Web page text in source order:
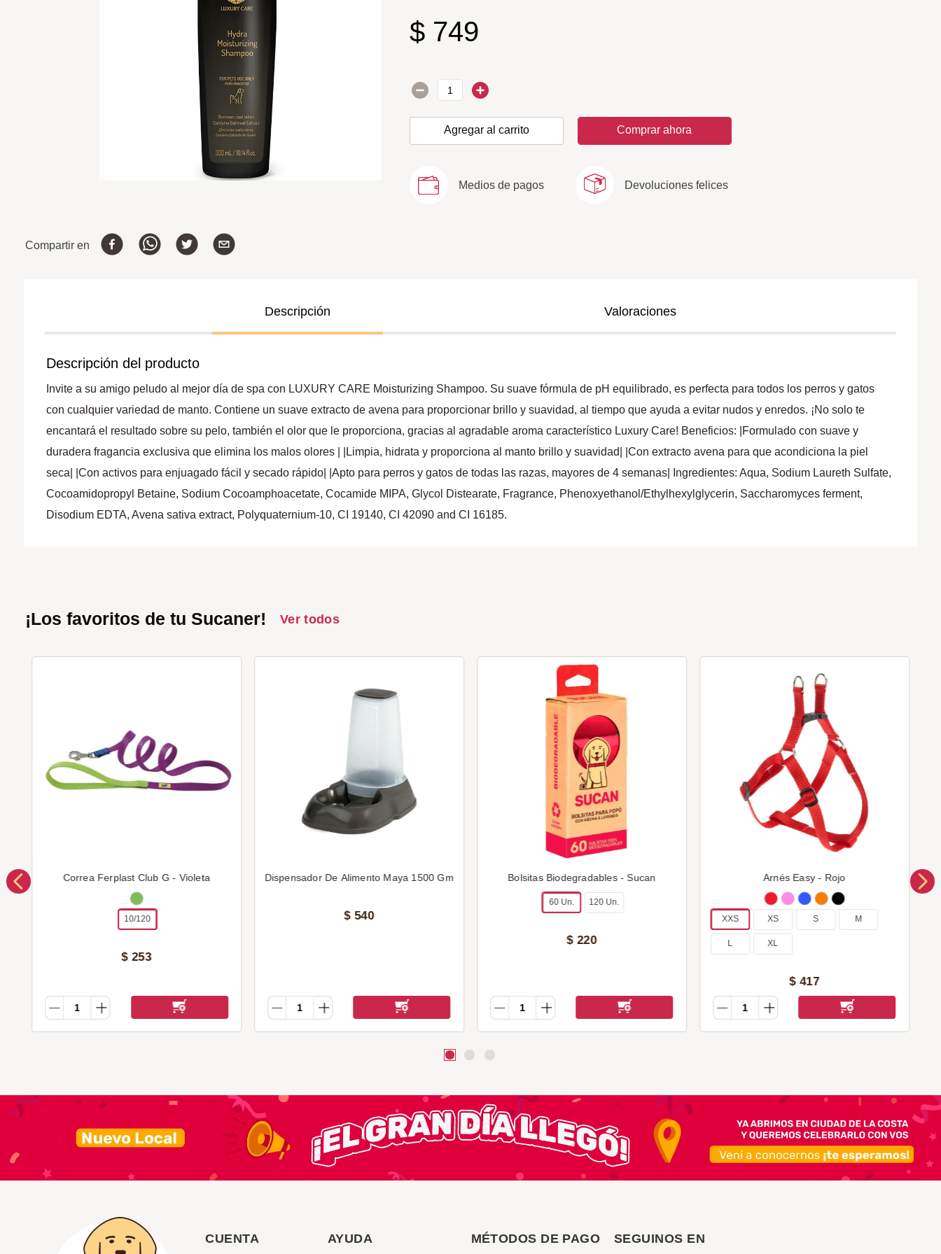
$ 749
Agregar al carrito Comprar ahora
Medios de pagos Devoluciones felices
Compartir en
Descripción Valoraciones
Descripción del producto
Invite a su amigo peludo al mejor día de spa con LUXURY CARE Moisturizing Shampoo. Su suave fórmula de pH equilibrado, es perfecta para todos los perros y gatos
con cualquier variedad de manto. Contiene un suave extracto de avena para proporcionar brillo y suavidad, al tiempo que ayuda a evitar nudos y enredos. ¡No solo te
encantará el resultado sobre su pelo, también el olor que le proporciona, gracias al agradable aroma característico Luxury Care! Beneficios: |Formulado con suave y
duradera fragancia exclusiva que elimina los malos olores | |Limpia, hidrata y proporciona al manto brillo y suavidad| |Con extracto avena para que acondiciona la piel
seca| |Con activos para enjuagado fácil y secado rápido| |Apto para perros y gatos de todas las razas, mayores de 4 semanas| Ingredientes: Aqua, Sodium Laureth Sulfate,
Cocoamidopropyl Betaine, Sodium Cocoamphoacetate, Cocamide MIPA, Glycol Distearate, Fragrance, Phenoxyethanol/Ethylhexylglycerin, Saccharomyces ferment,
Disodium EDTA, Avena sativa extract, Polyquaternium-10, CI 19140, CI 42090 and CI 16185.
¡Los favoritos de tu Sucaner! Ver todos
Correa Ferplast Club G - Violeta
10/120
$ 253
Dispensador De Alimento Maya 1500 Gm
$ 540
Bolsitas Biodegradables - Sucan
60 Un. 120 Un.
$ 220
Arnés Easy - Rojo
XXS XS S M
L XL
$ 417
CUENTA AYUDA MÉTODOS DE PAGO SEGUINOS EN